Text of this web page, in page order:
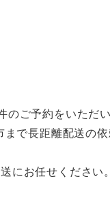
ご予約をいただ
で長距離配送の
にお任せください